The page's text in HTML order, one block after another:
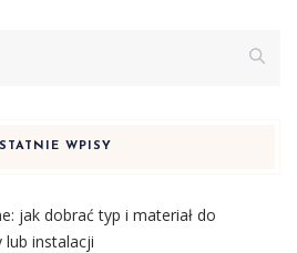
WPISY
jak dobrać typ i materiał do
lub instalacji